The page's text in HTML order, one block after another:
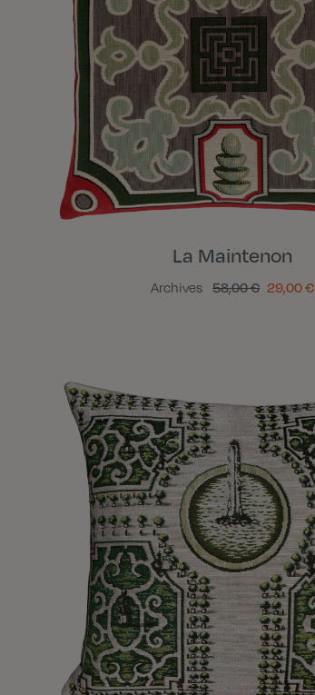
La Maintenon
Archives 58,00 € 29,00 €